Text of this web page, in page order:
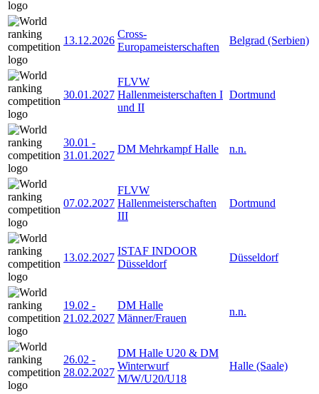
13.12.2026
Cross-
Europameisterschaften
Belgrad (Serbien)
30.01.2027
FLVW
Hallenmeisterschaften I
und II
Dortmund
30.01 -
31.01.2027
DM Mehrkampf Halle n.n.
07.02.2027
FLVW
Hallenmeisterschaften
III
Dortmund
13.02.2027
ISTAF INDOOR
Düsseldorf
Düsseldorf
19.02 -
21.02.2027
DM Halle
Männer/Frauen
n.n.
26.02 -
28.02.2027
DM Halle U20 & DM
Winterwurf
M/W/U20/U18
Halle (Saale)